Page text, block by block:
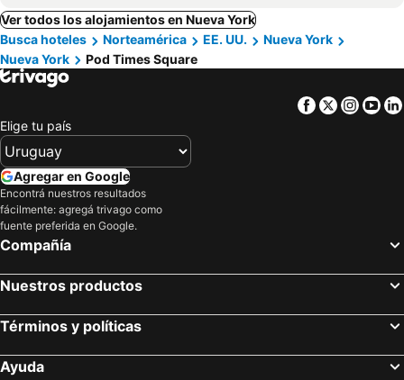
Ver todos los alojamientos en Nueva York
Busca hoteles
Norteamérica EE. UU.
Nueva York
Nueva York
Pod Times Square
Facebook
Twitter
Elige tu país
Agregar en Google
Encontrá nuestros resultados
fácilmente: agregá trivago como
fuente preferida en Google.
Compañía
Nuestros productos
Términos y políticas
Ayuda